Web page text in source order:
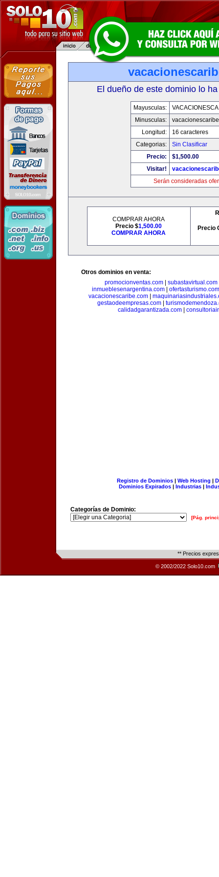
El dueño de este dominio lo
Mayusculas:
Minusculas:
Longitud:
16 caracteres
Categorias:
Sin Clasificar
Precio:
$1,500.00
Visitar!
Serán consideradas
COMPRAR AHORA
Precio $1,500.00
COMPRAR AHORA
Precio
Otros dominios en venta:
promocionventas.com| subastavirtual.com
inmueblesenargentina.com| ofertasturismo.com
vacacionescaribe.com
gestaodeempresas.com|
calidadgarantizada.com
Registro de Dominios| Web Hosting |
Dominios Expirados | Industrias |
Categorías de Dominio:
[Pág.
** Precios
© 2002/2022 Solo10.com